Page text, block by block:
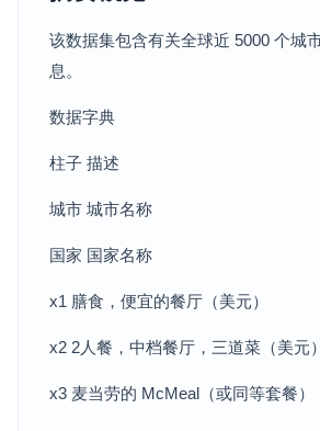
该数据集包含有关全球近 5000 个城
息。
数据字典
柱子 描述
城市 城市名称
国家 国家名称
x1 膳食，便宜的餐厅（美元）
x2 2人餐，中档餐厅，三道菜（美元）
x3 麦当劳的 McMeal（或同等套餐）